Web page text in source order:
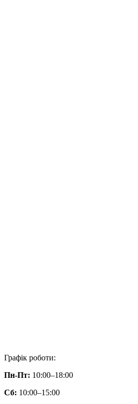
Графік роботи:
Пн-Пт: 10:00–18:00
Сб: 10:00–15:00